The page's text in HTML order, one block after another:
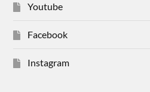
Youtube
Facebook
Instagram